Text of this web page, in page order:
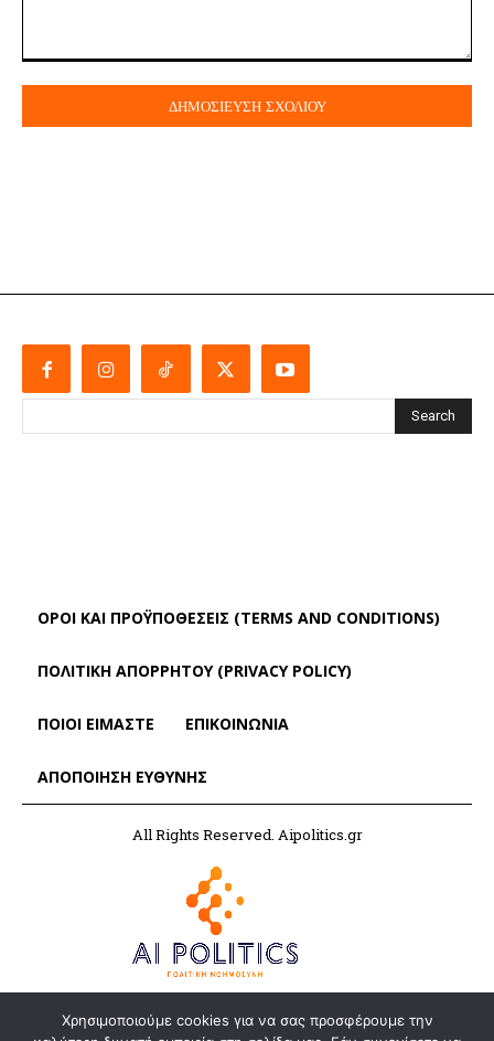
Search
ΌΡΟΙ ΚΑΙ ΠΡΟΫΠΟΘΈΣΕΙΣ (TERMS AND CONDITIONS)
ΠΟΛΙΤΙΚΗ ΑΠΟΡΡΗΤΟΥ (PRIVACY POLICY)
ΠΟΙΟΙ ΕΙΜΑΣΤΕ ΕΠΙΚΟΙΝΩΝΙΑ
ΑΠΟΠΟΊΗΣΗ ΕΥΘΎΝΗΣ
All Rights Reserved. Aipolitics.gr
Χρησιμοποιούμε cookies για να σας προσφέρουμε την